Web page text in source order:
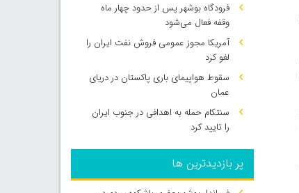
فرودگاه بوشهر پس از حدود چهار ماه
وقفه فعال می‌شود
آمریکا مجوز عمومی فروش نفت ایران را
لغو کرد
سقوط هواپیمای باری پاکستان در دریای
عمان
سنتکام حمله به اهدافی در جنوب ایران
را تایید کرد
پر بازدیدترین ها